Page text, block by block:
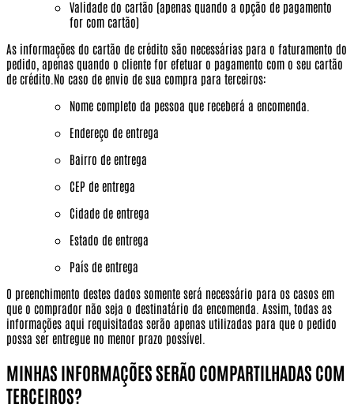
Validade do cartão (apenas quando a opção de pagamento
for com cartão)
As informações do cartão de crédito são necessárias para o faturamento do
pedido, apenas quando o cliente for efetuar o pagamento com o seu cartão
de crédito.No caso de envio de sua compra para terceiros:
Nome completo da pessoa que receberá a encomenda.
Endereço de entrega
Bairro de entrega
CEP de entrega
Cidade de entrega
Estado de entrega
País de entrega
O preenchimento destes dados somente será necessário para os casos em
que o comprador não seja o destinatário da encomenda. Assim, todas as
informações aqui requisitadas serão apenas utilizadas para que o pedido
possa ser entregue no menor prazo possível.
MINHAS INFORMAÇÕES SERÃO COMPARTILHADAS COM
TERCEIROS?